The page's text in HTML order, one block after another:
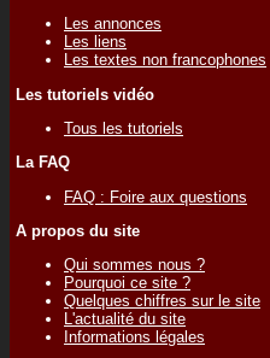
Les annonces
Les liens
Les textes non francophones
Les tutoriels vidéo
Tous les tutoriels
La FAQ
FAQ : Foire aux questions
A propos du site
Qui sommes nous ?
Pourquoi ce site ?
Quelques chiffres sur le site
L'actualité du site
Informations légales